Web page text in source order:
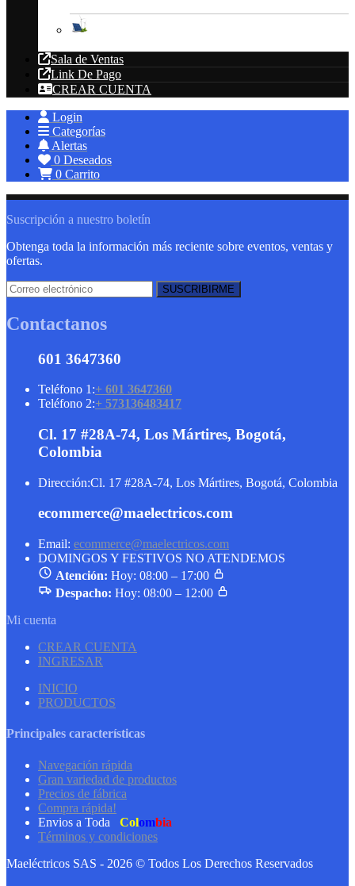
Sala de Ventas
Link De Pago
CREAR CUENTA
Login
Categorías
Alertas
0 Deseados
0 Carrito
Suscripción a nuestro boletín
Obtenga toda la información más reciente sobre eventos, ventas y
ofertas.
Contactanos
601 3647360
Teléfono 1:+ 601 3647360
Teléfono 2:+ 573136483417
Cl. 17 #28A-74, Los Mártires, Bogotá,
Colombia
Dirección:Cl. 17 #28A-74, Los Mártires, Bogotá, Colombia
ecommerce@maelectricos.com
Email: ecommerce@maelectricos.com
DOMINGOS Y FESTIVOS NO ATENDEMOS
Atención: Hoy: 08:00 – 17:00
Despacho: Hoy: 08:00 – 12:00
Mi cuenta
CREAR CUENTA
INGRESAR
INICIO
PRODUCTOS
Principales características
Navegación rápida
Gran variedad de productos
Precios de fábrica
Compra rápida!
Envios a Toda
Colombia
Términos y condiciones
Maeléctricos SAS - 2026 © Todos Los Derechos Reservados